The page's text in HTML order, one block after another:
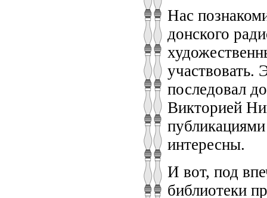
Нас
донского
участвовать.
последовал
Викторией
интересны.
И вот, под
библиотеки